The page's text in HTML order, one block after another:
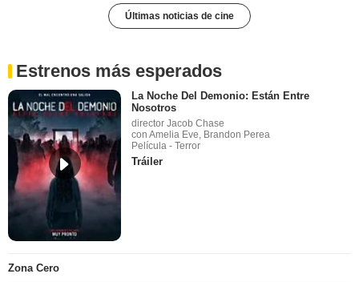
Últimas noticias de cine
Estrenos más esperados
La Noche Del Demonio: Están Entre
Nosotros
director Jacob Chase
con Amelia Eve, Brandon Perea
Película - Terror
Tráiler
Zona Cero